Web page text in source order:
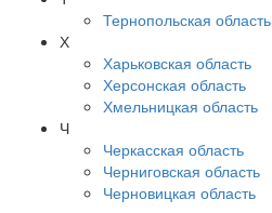
Тернопольская область
Х
Харьковская область
Херсонская область
Хмельницкая область
Ч
Черкасская область
Черниговская область
Черновицкая область